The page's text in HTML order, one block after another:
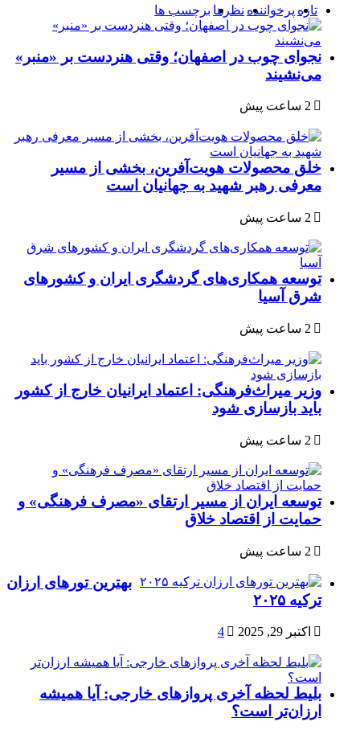
تازه پرخواننده نظرها برچسب ها
نجوای چوب در اصفهان؛ وقتی هنردست بر «منبر»
می‌نشیند
2 ساعت پیش
خلق محصولات هویت‌آفرین، بخشی از مسیر
معرفی رهبر شهید به جهانیان است
2 ساعت پیش
توسعه همکاری‌های گردشگری ایران و کشورهای
شرق آسیا
2 ساعت پیش
وزیر میراث‌فرهنگی: اعتماد ایرانیان خارج از کشور
باید بازسازی شود
2 ساعت پیش
توسعه ایران از مسیر ارتقای «مصرف فرهنگی» و
حمایت از اقتصاد خلاق
2 ساعت پیش
بهترین تورهای ارزان
ترکیه ۲۰۲۵
اکتبر 29, 2025 4
بلیط لحظه آخری پروازهای خارجی: آیا همیشه
ارزان‌تر است؟